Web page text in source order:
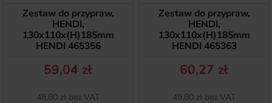
Zestaw do przypraw,
HENDI,
130x110x(H)185mm
HENDI 465356
Cena
59,04 zł
Netto
48,00 zł bez VAT
Zestaw do przypraw,
HENDI,
130x110x(H)185mm
HENDI 465363
Cena
60,27 zł
Netto
49,00 zł bez VAT